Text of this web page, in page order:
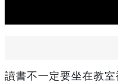
讀書不一定要坐在教